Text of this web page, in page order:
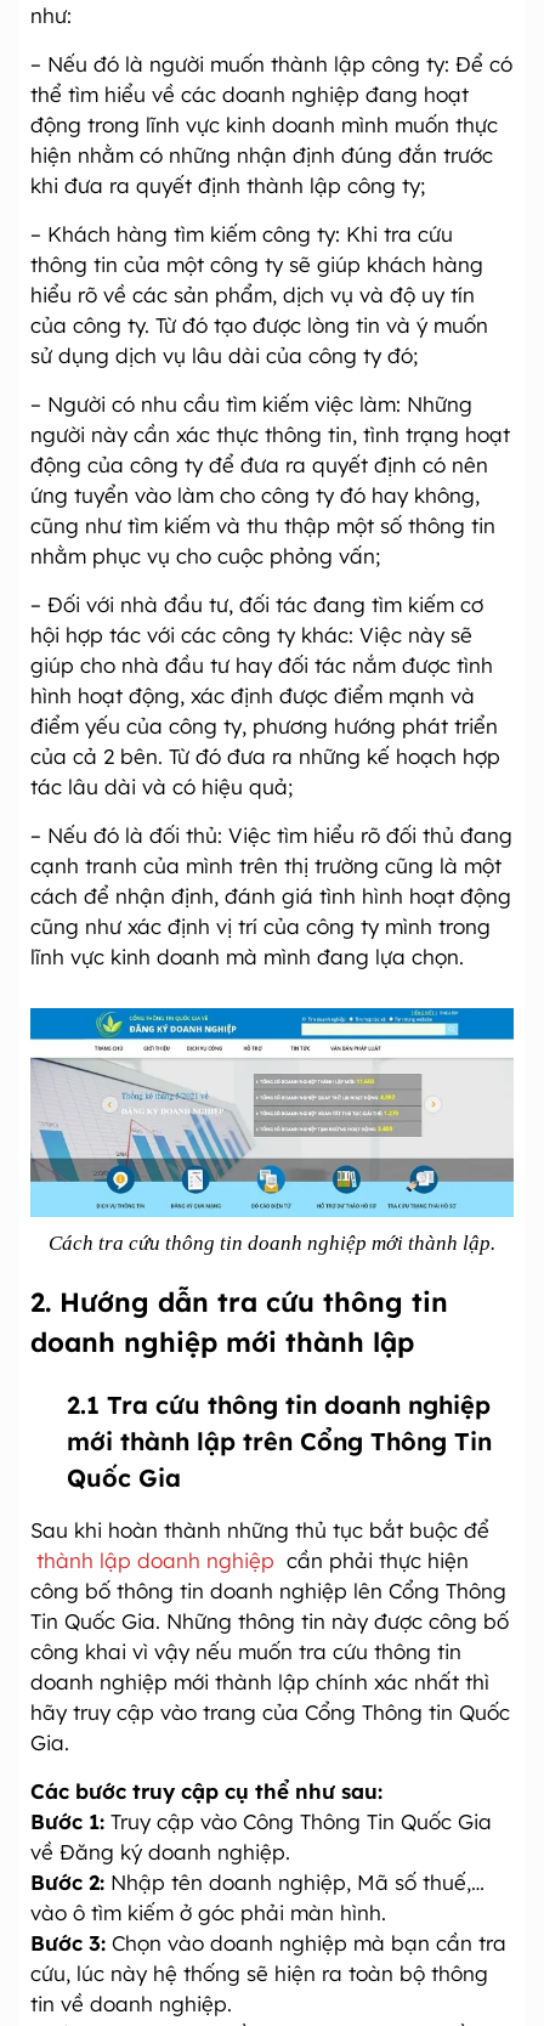
như:
– Nếu đó là người muốn thành lập công ty: Để có
thể tìm hiểu về các doanh nghiệp đang hoạt
động trong lĩnh vực kinh doanh mình muốn thực
hiện nhằm có những nhận định đúng đắn trước
khi đưa ra quyết định thành lập công ty;
– Khách hàng tìm kiếm công ty: Khi tra cứu
thông tin của một công ty sẽ giúp khách hàng
hiểu rõ về các sản phẩm, dịch vụ và độ uy tín
của công ty. Từ đó tạo được lòng tin và ý muốn
sử dụng dịch vụ lâu dài của công ty đó;
– Người có nhu cầu tìm kiếm việc làm: Những
người này cần xác thực thông tin, tình trạng hoạt
động của công ty để đưa ra quyết định có nên
ứng tuyển vào làm cho công ty đó hay không,
cũng như tìm kiếm và thu thập một số thông tin
nhằm phục vụ cho cuộc phỏng vấn;
– Đối với nhà đầu tư, đối tác đang tìm kiếm cơ
hội hợp tác với các công ty khác: Việc này sẽ
giúp cho nhà đầu tư hay đối tác nắm được tình
hình hoạt động, xác định được điểm mạnh và
điểm yếu của công ty, phương hướng phát triển
của cả 2 bên. Từ đó đưa ra những kế hoạch hợp
tác lâu dài và có hiệu quả;
– Nếu đó là đối thủ: Việc tìm hiểu rõ đối thủ đang
cạnh tranh của mình trên thị trường cũng là một
cách để nhận định, đánh giá tình hình hoạt động
cũng như xác định vị trí của công ty mình trong
lĩnh vực kinh doanh mà mình đang lựa chọn.
Cách tra cứu thông tin doanh nghiệp mới thành lập.
2. Hướng dẫn tra cứu thông tin
doanh nghiệp mới thành lập
2.1 Tra cứu thông tin doanh nghiệp
mới thành lập trên Cổng Thông Tin
Quốc Gia
Sau khi hoàn thành những thủ tục bắt buộc để
thành lập doanh nghiệp cần phải thực hiện
công bố thông tin doanh nghiệp lên Cổng Thông
Tin Quốc Gia. Những thông tin này được công bố
công khai vì vậy nếu muốn tra cứu thông tin
doanh nghiệp mới thành lập chính xác nhất thì
hãy truy cập vào trang của Cổng Thông tin Quốc
Gia.
Các bước truy cập cụ thể như sau:
Bước 1: Truy cập vào Công Thông Tin Quốc Gia
về Đăng ký doanh nghiệp.
Bước 2: Nhập tên doanh nghiệp, Mã số thuế,…
vào ô tìm kiếm ở góc phải màn hình.
Bước 3: Chọn vào doanh nghiệp mà bạn cần tra
cứu, lúc này hệ thống sẽ hiện ra toàn bộ thông
tin về doanh nghiệp.